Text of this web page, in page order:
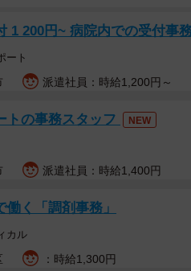
交換し、時間帯を合わせてロ
型コロナウイルスの影響によ
に安心していた友人。
してから少しずつ約束してい
に不信感をもったそう。
しそうにしていたことに気付い
1 200円~ 病院内での受付事
ート
派遣社員：時給1,200円～
トの事務スタッフ NEW
派遣社員：時給1,400円
く「調剤事務」
カル
：時給1,300円